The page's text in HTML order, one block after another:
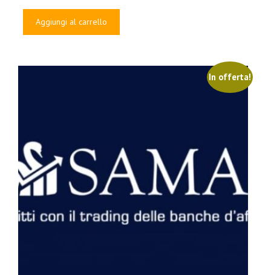
era:
è:
Aggiungi al carrello
In offerta!